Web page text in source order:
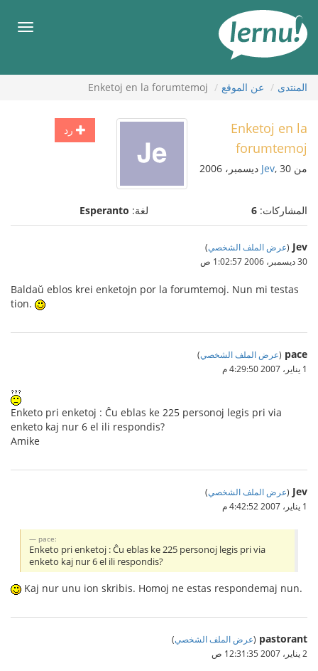
المحتويات
قائمة
المنتدى عن الموقع Enketoj en la forumtemoj
رد
Enketoj en la
forumtemoj
من Jev, 30 ديسمبر، 2006
المشاركات: 6 لغة: Esperanto
Jev
(عرض الملف الشخصي)
30 ديسمبر، 2006 1:02:57 ص
Baldaŭ eblos krei enketojn por la forumtemoj. Nun mi testas
tion.
pace
(عرض الملف الشخصي)
1 يناير، 2007 4:29:50 م
Enketo pri enketoj : Ĉu eblas ke 225 personoj legis pri via
enketo kaj nur 6 el ili respondis?
Amike
Jev
(عرض الملف الشخصي)
1 يناير، 2007 4:42:52 م
pace:
Enketo pri enketoj : Ĉu eblas ke 225 personoj legis pri via
enketo kaj nur 6 el ili respondis?
Kaj nur unu ion skribis. Homoj ne estas respondemaj nun.
pastorant
(عرض الملف الشخصي)
2 يناير، 2007 12:31:35 ص